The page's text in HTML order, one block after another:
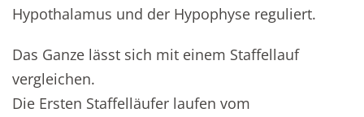
Hypothalamus und der Hypophyse reguliert.
Das Ganze lässt sich mit einem Staffellauf
vergleichen.
Die Ersten Staffelläufer laufen vom